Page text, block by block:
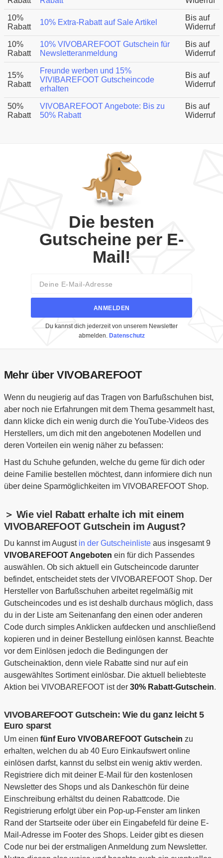
10%
Rabatt
10% Extra-Rabatt auf Sale Artikel
Bis auf
Widerruf
10%
Rabatt
10% VIVOBAREFOOT Gutschein für
Newsletteranmeldung
Bis auf
Widerruf
15%
Rabatt
Freunde werben und 15%
VIVIBAREFOOT Gutscheincode
erhalten
Bis auf
Widerruf
50%
Rabatt
VIVOBAREFOOT Angebote: Bis zu
50% Rabatt
Bis auf
Widerruf
Die besten
Gutscheine per E-
Mail!
ANMELDEN
Du kannst dich jederzeit von unserem Newsletter
abmelden. Datenschutz
Mehr über VIVOBAREFOOT
Wenn du neugierig auf das Tragen von Barfußschuhen bist,
aber noch nie Erfahrungen mit dem Thema gesammelt hast,
dann klicke dich ein wenig durch die YouTube-Videos des
Herstellers, um dich mit den angebotenen Modellen und
deren Vorteilen ein wenig näher zu befassen:
Hast du Schuhe gefunden, welche du gerne für dich oder
deine Familie bestellen möchtest, dann informiere dich nun
über deine Sparmöglichkeiten im VIVOBAREFOOT Shop.
＞ Wie viel Rabatt erhalte ich mit einem
VIVOBAREFOOT Gutschein im August?
Du kannst im August in der Gutscheinlisteaus insgesamt 9
VIVOBAREFOOT Angeboten ein für dich Passendes
auswählen. Ob sich aktuell ein Gutscheincode darunter
befindet, entscheidet stets der VIVOBAREFOOT Shop. Der
Hersteller von Barfußschuhen arbeitet regelmäßig mit
Gutscheincodes und es ist deshalb durchaus möglich, dass
du in der Liste am Seitenanfang den einen oder anderen
Code durch simples Anklicken aufdecken und anschließend
kopieren und in deiner Bestellung einlösen kannst. Beachte
vor dem Einlösen jedoch die Bedingungen der
Gutscheinaktion, denn viele Rabatte sind nur auf ein
ausgewähltes Sortiment einlösbar. Die aktuell beliebteste
Aktion bei VIVOBAREFOOT ist der 30% Rabatt-Gutschein.
VIVOBAREFOOT Gutschein: Wie du ganz leicht 5
Euro sparst
Um einen fünf Euro VIVOBAREFOOT Gutschein zu
erhalten, welchen du ab 40 Euro Einkaufswert online
einlösen darfst, kannst du selbst ein wenig aktiv werden.
Registriere dich mit deiner E-Mail für den kostenlosen
Newsletter des Shops und als Dankeschön für deine
Einschreibung erhältst du deinen Rabattcode. Die
Registrierung erfolgt über ein Pop-up-Fenster am linken
Rand der Startseite oder über ein Eingabefeld für deine E-
Mail-Adresse im Footer des Shops. Leider gibt es diesen
Code nur bei der erstmaligen Anmeldung zum Newsletter.